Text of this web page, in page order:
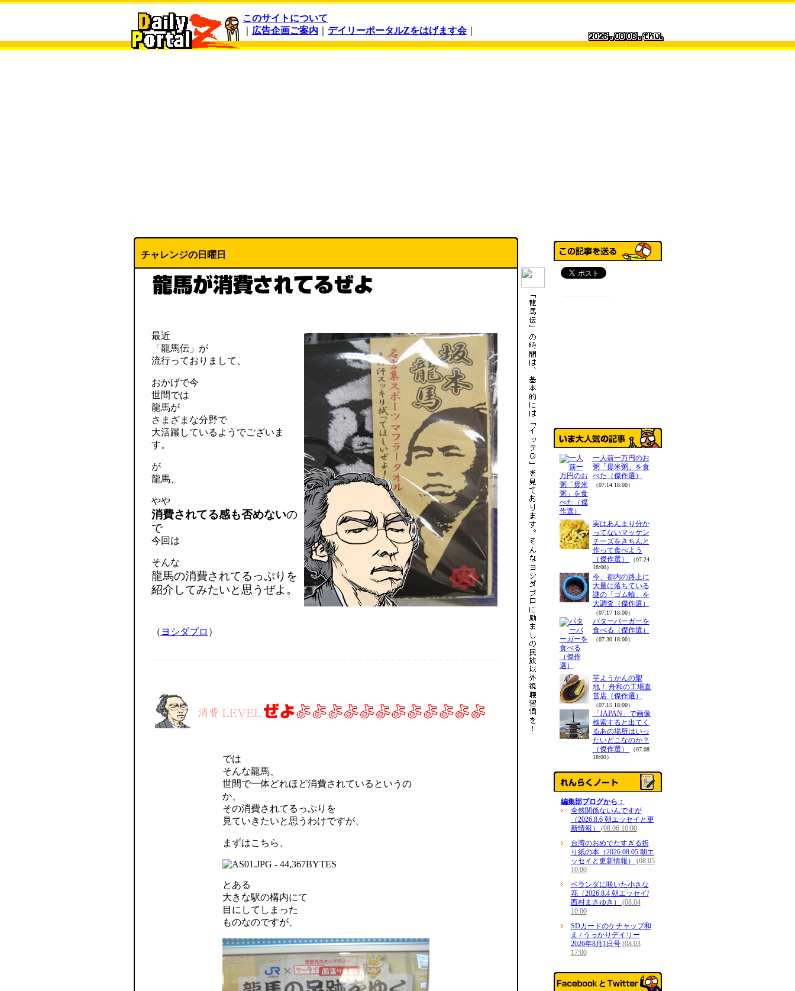
このサイトについて
広告企画ご案内 デイリーポータルZをはげます会｜
チャレンジの日曜日
最近
「龍馬伝」が
流行っておりまして、
おかげで今
世間では
龍馬が
さまざまな分野で
大活躍しているようでございま
す。
が
龍馬、
やや
消費されてる感も否めないの
で
今回は
そんな
龍馬の消費されてるっぷりを
紹介してみたいと思うぜよ。
（ ヨシダプロ ）
では
そんな龍馬、
世間で一体どれほど消費されているというの
か、
その消費されてるっぷりを
見ていきたいと思うわけですが、
まずはこちら、
とある
大きな駅の構内にて
目にしてしまった
ものなのですが、
一人前一万円のお
粥「毋米粥」を食
べた（傑作選）
（07.14 18:00）
実はあんまり分か
ってないマッケン
チーズをきちんと
作って食べよう
（傑作選）
（07.24
18:00）
今、都内の路上に
大量に落ちている
謎の「ゴム輪」を
大調査（傑作選）
（07.17 18:00）
バターバーガーを
食べる（傑作選）
（07.30 18:00）
芋ようかんの聖
地！ 舟和の工場直
営店（傑作選）
（07.15 18:00）
「JAPAN」で画像
検索すると出てく
るあの場所はいっ
たいどこなのか？
（傑作選）
（07.08
18:00）
編集部ブログから：
全然関係ないんですが
（2026.8.6 朝エッセイと更
新情報） (08.06 10:00
台湾のおめでたすぎる折
り紙の本（2026.08.05 朝エ
ッセイと更新情報） (08.05
10:00
ベランダに咲いた小さな
花（2026.8.4 朝エッセイ/
西村まさゆき） (08.04
10:00
SDカードのケチャップ和
え / うっかりデイリー
2026年8月1日号 (08.03
17:00